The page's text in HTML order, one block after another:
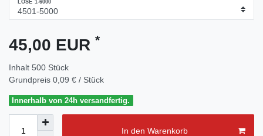
LOSE 1-6000
45,00 EUR *
Inhalt 500 Stück
Grundpreis 0,09 € / Stück
Innerhalb von 24h versandfertig.
In den Warenkorb